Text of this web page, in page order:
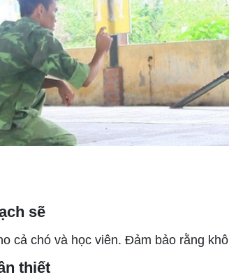
sẽ
chó và học viên. Đảm bảo rằng
thiết